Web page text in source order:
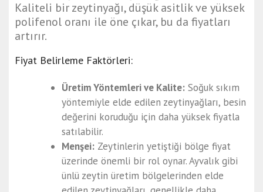
Kaliteli bir zeytinyağı, düşük asitlik ve yüksek
polifenol oranı ile öne çıkar, bu da fiyatları
artırır.
Fiyat Belirleme Faktörleri:
Üretim Yöntemleri ve Kalite: Soğuk sıkım
yöntemiyle elde edilen zeytinyağları, besin
değerini koruduğu için daha yüksek fiyatla
satılabilir.
Menşei: Zeytinlerin yetiştiği bölge fiyat
üzerinde önemli bir rol oynar. Ayvalık gibi
ünlü zeytin üretim bölgelerinden elde